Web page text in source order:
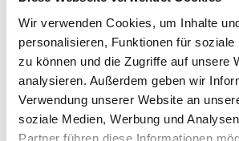
Wir verwenden Cookies, um Inhalte
personalisieren, Funktionen für soziale
zu können und die Zugriffe auf unsere
analysieren. Außerdem geben wir
Verwendung unserer Website an
soziale Medien, Werbung und
Partner führen diese Informationen